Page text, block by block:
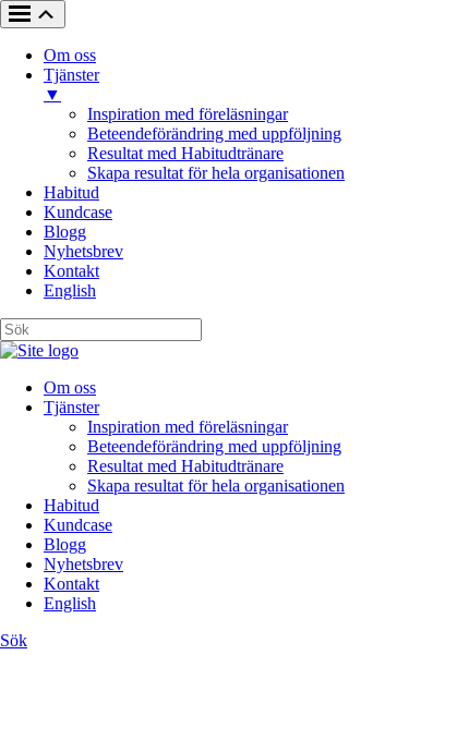
Om oss
Tjänster
▼
Inspiration med föreläsningar
Beteendeförändring med uppföljning
Resultat med Habitudtränare
Skapa resultat för hela organisationen
Habitud
Kundcase
Blogg
Nyhetsbrev
Kontakt
English
Om oss
Tjänster
Inspiration med föreläsningar
Beteendeförändring med uppföljning
Resultat med Habitudtränare
Skapa resultat för hela organisationen
Habitud
Kundcase
Blogg
Nyhetsbrev
Kontakt
English
Sök